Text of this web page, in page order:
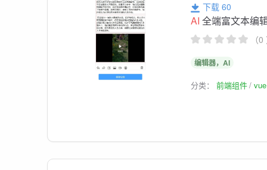
下载 60
AI 全端富文本编
（
编辑器，AI
分类：前端组件